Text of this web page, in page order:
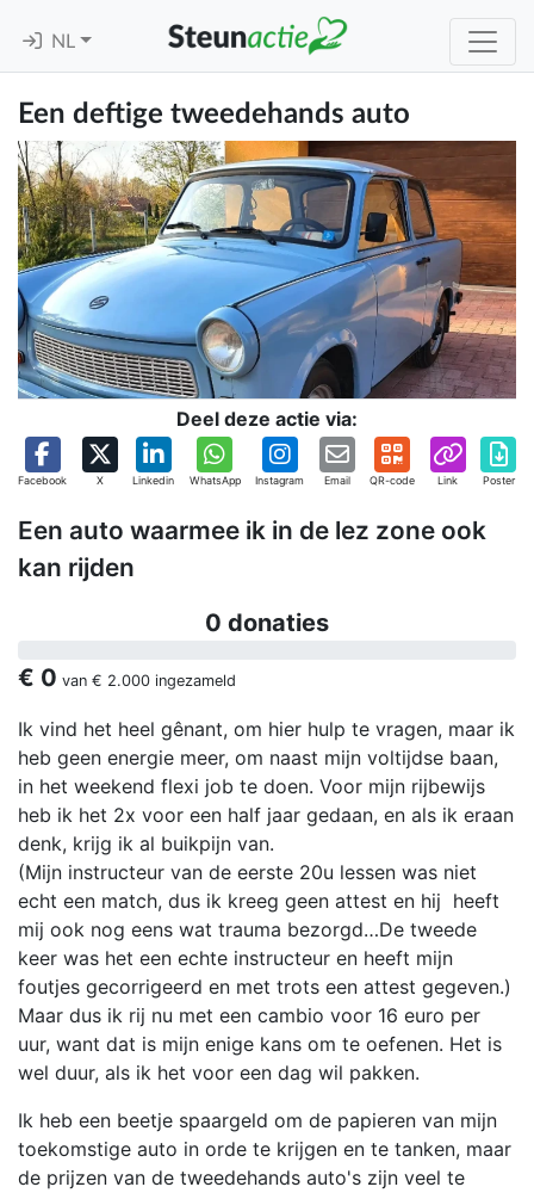
NL
Een deftige tweedehands auto
Deel deze actie via:
Facebook X Linkedin WhatsApp Instagram Email QR-code Link Poster
Een auto waarmee ik in de lez zone ook
kan rijden
0 donaties
€ 0 van € 2.000 ingezameld
Ik vind het heel gênant, om hier hulp te vragen, maar ik
heb geen energie meer, om naast mijn voltijdse baan,
in het weekend flexi job te doen. Voor mijn rijbewijs
heb ik het 2x voor een half jaar gedaan, en als ik eraan
denk, krijg ik al buikpijn van.
(Mijn instructeur van de eerste 20u lessen was niet
echt een match, dus ik kreeg geen attest en hij heeft
mij ook nog eens wat trauma bezorgd…De tweede
keer was het een echte instructeur en heeft mijn
foutjes gecorrigeerd en met trots een attest gegeven.)
Maar dus ik rij nu met een cambio voor 16 euro per
uur, want dat is mijn enige kans om te oefenen. Het is
wel duur, als ik het voor een dag wil pakken.
Ik heb een beetje spaargeld om de papieren van mijn
toekomstige auto in orde te krijgen en te tanken, maar
de prijzen van de tweedehands auto's zijn veel te